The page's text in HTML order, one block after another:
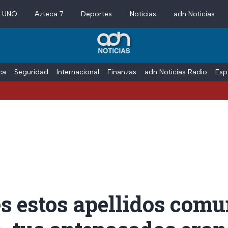
Azteca 7 Deportes Noticias adn Noticias
Seguridad Internacional Finanzas adn Noticias Radio
estos apellidos